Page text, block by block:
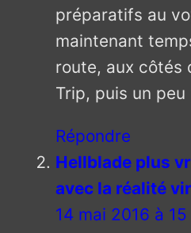
préparatifs au
maintenant
route, aux côtés
Trip, puis un
Répondre
Hellblade plus
avec la réalité
14 mai 2016 à